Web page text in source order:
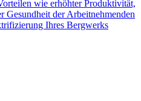
wie erhöhter Produktivität,
Gesundheit der Arbeitnehmenden
Ihres Bergwerks